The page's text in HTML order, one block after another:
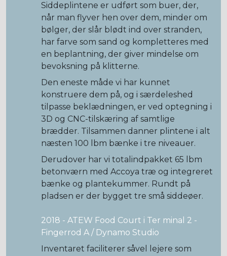
Siddeplintene er udført som buer, der,
når man flyver hen over dem, minder om
bølger, der slår blødt ind over stranden,
har farve som sand og kompletteres med
en beplantning, der giver mindelse om
bevoksning på klitterne.
Den eneste måde vi har kunnet
konstruere dem på, og i særdeleshed
tilpasse beklædningen, er ved optegning i
3D og CNC-tilskæring af samtlige
brædder. Tilsammen danner plintene i alt
næsten 100 lbm bænke i tre niveauer.
Derudover har vi totalindpakket 65 lbm
betonværn med Accoya træ og integreret
bænke og plantekummer. Rundt på
pladsen er der bygget tre små siddeøer.
2018 - ATEW Food Court i Ter minal 2 -
Fingerrod A / Dynamo Studio
Inventaret faciliterer såvel lejere som